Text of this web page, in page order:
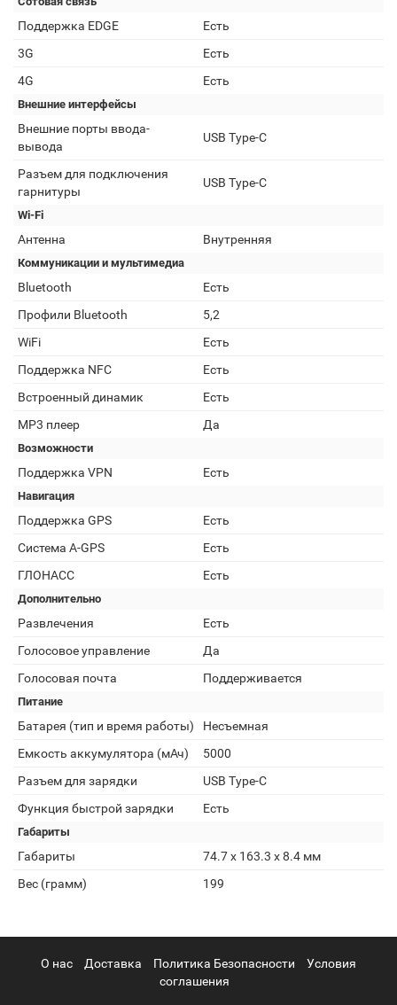
Поддержка EDGE
Есть
3G
Есть
4G
Есть
Внешние интерфейсы
Внешние порты ввода-
вывода
USB Type-C
Разъем для подключения
гарнитуры
USB Type-C
Wi-Fi
Антенна Внутренняя
Коммуникации и мультимедиа
Bluetooth
Есть
Профили Bluetooth
5,2
WiFi
Есть
Поддержка NFC
Есть
Встроенный динамик
Есть
MP3 плеер
Да
Возможности
Поддержка VPN Есть
Навигация
Поддержка GPS
Есть
Cистема A-GPS
Есть
ГЛОНАСС
Есть
Дополнительно
Развлечения
Есть
Голосовое управление
Да
Голосовая почта
Поддерживается
Питание
Батарея (тип и время работы)
Несъемная
Емкость аккумулятора (мАч)
5000
Разъем для зарядки
USB Type-C
Функция быстрой зарядки
Есть
Габариты
Габариты
74.7 х 163.3 х 8.4 мм
Вес (грамм)
199
О нас Доставка Политика Безопасности
Условия
соглашения